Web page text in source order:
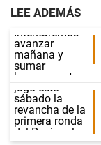
LEE ADEMÁS